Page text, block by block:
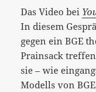
Das Video bei
In diesem
gegen ein BGE
Prainsack
sie – wie
Modells von